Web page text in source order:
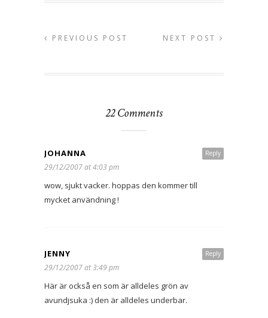
PREVIOUS POST NEXT POST
22 Comments
Reply
JOHANNA
29/12/2007 at 4:03 pm
wow, sjukt vacker. hoppas den kommer till
mycket användning !
Reply
JENNY
29/12/2007 at 3:49 pm
Här är också en som är alldeles grön av
avundjsuka :) den är alldeles underbar.